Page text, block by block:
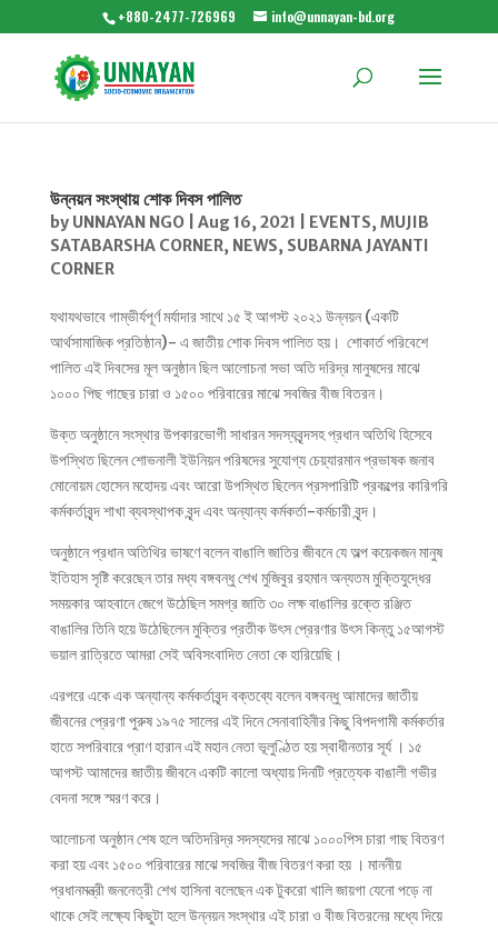
+880-2477-726969 info@unnayan-bd.org
উন্নয়ন সংস্থায় শোক দিবস পালিত
by UNNAYAN NGO| Aug 16, 2021 EVENTS, MUJIB
SATABARSHA CORNER, NEWS, SUBARNA JAYANTI
CORNER
যথাযথভাবে গাম্ভীর্যপূর্ণ মর্যাদার সাথে ১৫ ই আগস্ট ২০২১ উন্নয়ন (একটি
আর্থসামাজিক প্রতিষ্ঠান)- এ জাতীয় শোক দিবস পালিত হয়। শোকার্ত পরিবেশে
পালিত এই দিবসের মূল অনুষ্ঠান ছিল আলোচনা সভা অতি দরিদ্র মানুষদের মাঝে
১০০০ পিছ গাছের চারা ও ১৫০০ পরিবারের মাঝে সবজির বীজ বিতরন।
উক্ত অনুষ্ঠানে সংস্থার উপকারভোগী সাধারন সদস্যবৃন্দসহ প্রধান অতিথি হিসেবে
উপস্থিত ছিলেন শোভনালী ইউনিয়ন পরিষদের সুযোগ্য চেয়্যারমান প্রভাষক জনাব
মোনােয়ম হোসেন মহোদয় এবং আরো উপস্থিত ছিলেন প্রসপারিটি প্রকল্পের কারিগরি
কর্মকর্তাবৃন্দ শাখা ব্যবস্থাপক বৃন্দ এবং অন্যান্য কর্মকর্তা-কর্মচারী বৃন্দ।
অনুষ্ঠানে প্রধান অতিথির ভাষণে বলেন বাঙালি জাতির জীবনে যে অল্প কয়েকজন মানুষ
ইতিহাস সৃষ্টি করেছেন তার মধ্য বঙ্গবন্ধু শেখ মুজিবুর রহমান অন্যতম মুক্তিযুদ্ধের
সময়কার আহবানে জেগে উঠেছিল সমগ্র জাতি ৩০ লক্ষ বাঙালির রক্তে রঞ্জিত
বাঙালির তিনি হয়ে উঠেছিলেন মুক্তির প্রতীক উৎস প্রেরণার উৎস কিন্তু ১৫আগস্ট
ভয়াল রাত্রিতে আমরা সেই অবিসংবাদিত নেতা কে হারিয়েছি।
এরপরে একে এক অন্যান্য কর্মকর্তাবৃন্দ বক্তব্যে বলেন বঙ্গবন্ধু আমাদের জাতীয়
জীবনের প্রেরণা পুরুষ ১৯৭৫ সালের এই দিনে সেনাবাহিনীর কিছু বিপদগামী কর্মকর্তার
হাতে সপরিবারে প্রাণ হারান এই মহান নেতা ভূলুণ্ঠিত হয় স্বাধীনতার সূর্য । ১৫
আগস্ট আমাদের জাতীয় জীবনে একটি কালো অধ্যায় দিনটি প্রত্যেক বাঙালী গভীর
বেদনা সঙ্গে স্মরণ করে।
আলোচনা অনুষ্ঠান শেষ হলে অতিদরিদ্র সদস্যদের মাঝে ১০০০পিস চারা গাছ বিতরণ
করা হয় এবং ১৫০০ পরিবারের মাঝে সবজির বীজ বিতরণ করা হয় । মাননীয়
প্রধানমন্ত্রী জননেত্রী শেখ হাসিনা বলেছেন এক টুকরো খালি জায়গা যেনো পড়ে না
থাকে সেই লক্ষ্যে কিছুটা হলে উন্নয়ন সংস্থার এই চারা ও বীজ বিতরনের মধ্যে দিয়ে